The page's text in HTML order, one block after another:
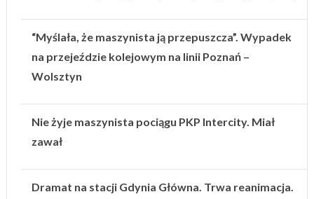
“Myślała, że maszynista ją przepuszcza”. Wypadek
na przejeździe kolejowym na linii Poznań –
Wolsztyn
Nie żyje maszynista pociągu PKP Intercity. Miał
zawał
Dramat na stacji Gdynia Główna. Trwa reanimacja.